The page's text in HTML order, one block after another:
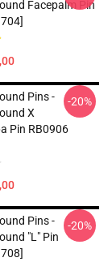
Facepalm Pin
Pins -
X
Pin RB0906
-20%
Pins -
"L" Pin
-20%